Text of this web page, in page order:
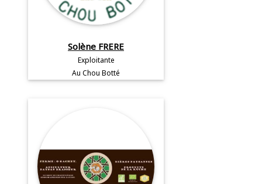
Solène FRERE
Exploitante
Au Chou Botté